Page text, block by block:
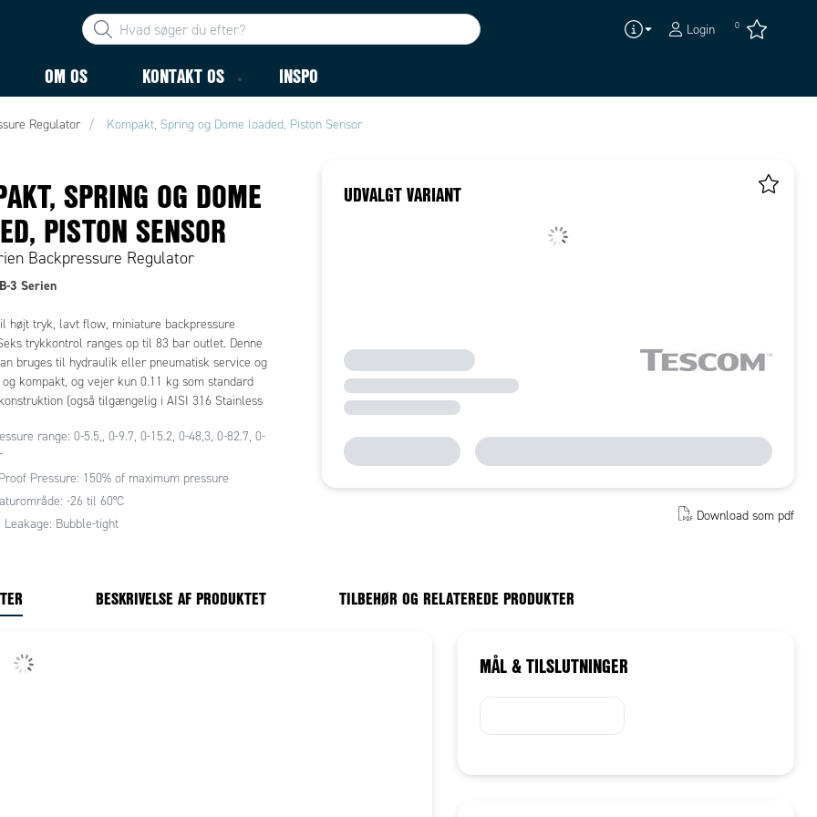
Login 0
OM OS KONTAKT OS INSPO
Regulator Kompakt, Spring og Dome loaded, Piston Sensor
SPRING OG DOME
PISTON SENSOR
Backpressure Regulator
3 Serien
højt tryk, lavt flow, miniature backpressure
trykkontrol ranges op til 83 bar outlet. Denne
bruges til hydraulik eller pneumatisk service og
kompakt, og vejer kun 0.11 kg som standard
(også tilgængelig i AISI 316 Stainless
equipment
equipment
og kompakt
kapacitet
version op til 96°C
kontrollerbare tryk ranges
range: 0-5.5,, 0-9.7, 0-15.2, 0-48,3, 0-82.7, 0-
Pressure: 150% of maximum pressure
-26 til 60°C
Leakage: Bubble-tight
UDVALGT VARIANT
Download som pdf
BESKRIVELSE AF PRODUKTET TILBEHØR OG RELATEREDE PRODUKTER
MÅL & TILSLUTNINGER